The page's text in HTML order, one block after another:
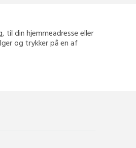
din hjemmeadresse eller
og trykker på en af